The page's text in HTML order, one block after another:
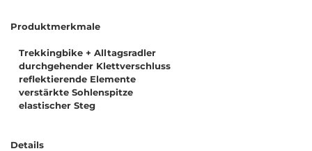
Produktmerkmale
Trekkingbike + Alltagsradler
durchgehender Klettverschluss
reflektierende Elemente
verstärkte Sohlenspitze
elastischer Steg
Details